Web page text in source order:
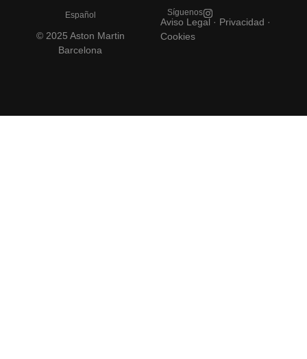
Español
© 2025 Aston Martin
Barcelona
Síguenos
Aviso Legal · Privacidad ·
Cookies